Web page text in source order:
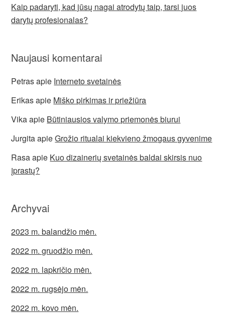
Kaip padaryti, kad jūsų nagai atrodytų taip, tarsi juos
darytų profesionalas?
Naujausi komentarai
Petrasapie Interneto svetainės
Erikasapie Miško pirkimas ir priežiūra
Vikaapie Būtiniausios valymo priemonės biurui
JurgitaapieGrožio ritualai kiekvieno žmogaus gyvenime
Rasaapie Kuo dizainerių svetainės baldai skirsis nuo
įprastų?
Archyvai
2023 m. balandžio mėn.
2022 m. gruodžio mėn.
2022 m. lapkričio mėn.
2022 m. rugsėjo mėn.
2022 m. kovo mėn.